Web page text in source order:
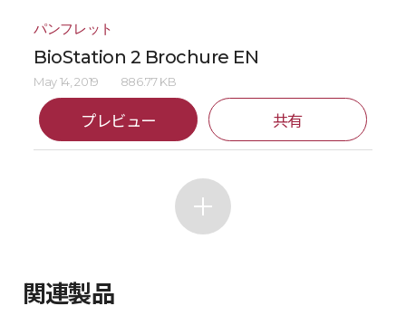
パンフレット
BioStation 2 Brochure EN
May 14, 2019 886.77 KB
プレビュー 共有
関連製品